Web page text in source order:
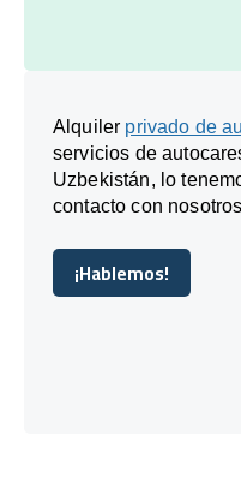
Alquiler privado de
servicios de
Uzbekistán, lo
contacto con
¡Hablemos!
¡Hablemos!